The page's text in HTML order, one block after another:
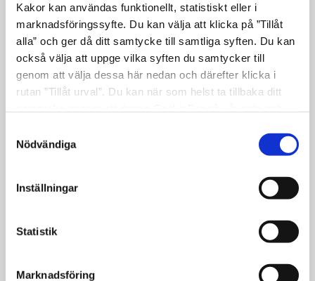
Kakor kan användas funktionellt, statistiskt eller i
marknadsföringssyfte. Du kan välja att klicka på ”Tillåt
alla” och ger då ditt samtycke till samtliga syften. Du kan
också välja att uppge vilka syften du samtycker till
genom att välja dessa här nedan och därefter klicka i
rutan ”Tillåt urval”. Du kan när som helst ta tillbaka ditt
"Visa detaljer" kan du läsa om hur kakorna används och
hur vi och våra leverantörer inhämtar och behandlar
Nödvändiga
Inställningar
Statistik
Marknadsföring
Masters och Davis Cup, och de stora
Wimbledonsegrarna.
Utställningen visas på handelsboden i
Torekällberget, som har öppet lördagar och
söndagar kl. 11-16 i mars.
Kristina Svidén, programintendent
kristina.sviden@sodertalje.se
066 03, helene.p.andersson@sodertalje.se